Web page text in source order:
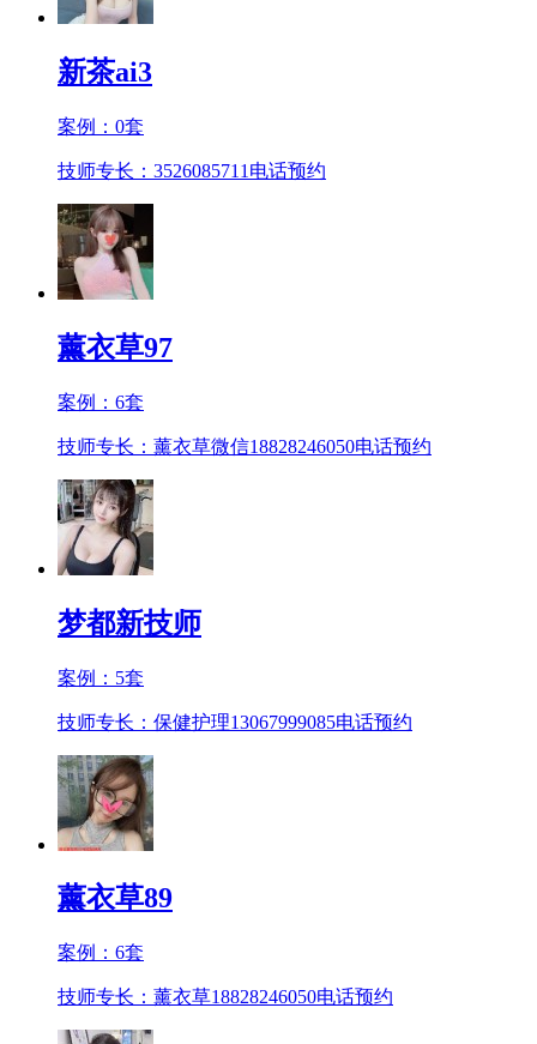
新茶ai3
案例： 0套
技师专长：3526085711 电话预约
薰衣草97
案例： 6套
技师专长：薰衣草微信18828246050电话预约
梦都新技师
案例： 5套
技师专长：保健护理13067999085电话预约
薰衣草89
案例： 6套
技师专长：薰衣草18828246050电话预约